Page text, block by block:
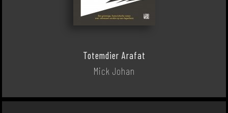
Totemdier Arafat
Mick Johan